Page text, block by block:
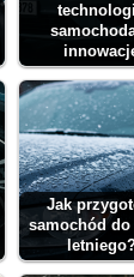
Jak
samochód do